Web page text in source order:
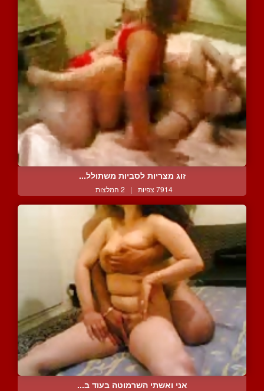
זוג מצריות לסביות משתולל...
7914 צפיות | 2 המלצות
אני ואשתי השרמוטה בעוד ב...